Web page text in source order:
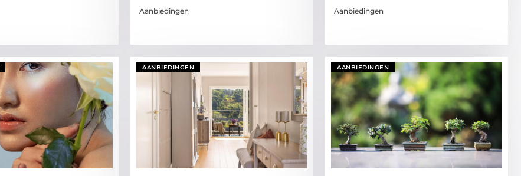
Aanbiedingen Aanbiedingen
AANBIEDINGEN AANBIEDINGEN